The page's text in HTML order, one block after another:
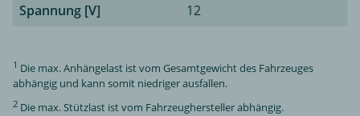
Spannung [V] 12
1 Die max. Anhängelast ist vom Gesamtgewicht des Fahrzeuges
abhängig und kann somit niedriger ausfallen.
2 Die max. Stützlast ist vom Fahrzeughersteller abhängig.